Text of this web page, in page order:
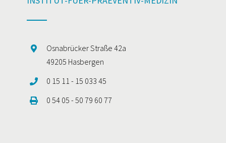
Osnabrücker Straße 42a
49205 Hasbergen
0 15 11 - 15 033 45
0 54 05 - 50 79 60 77